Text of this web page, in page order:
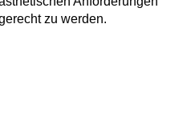
zu werden.